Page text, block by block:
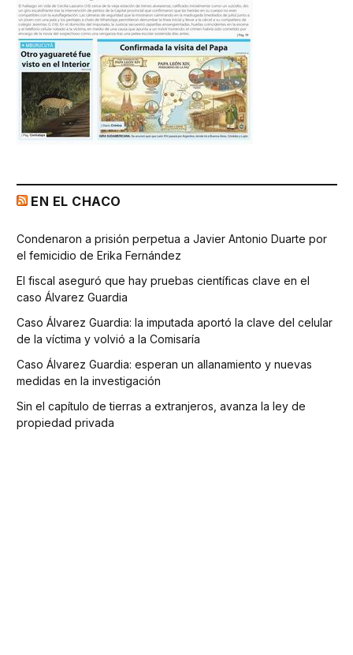
EN EL CHACO
Condenaron a prisión perpetua a Javier Antonio Duarte por
el femicidio de Erika Fernández
El fiscal aseguró que hay pruebas científicas clave en el
caso Álvarez Guardia
Caso Álvarez Guardia: la imputada aportó la clave del celular
de la víctima y volvió a la Comisaría
Caso Álvarez Guardia: esperan un allanamiento y nuevas
medidas en la investigación
Sin el capítulo de tierras a extranjeros, avanza la ley de
propiedad privada